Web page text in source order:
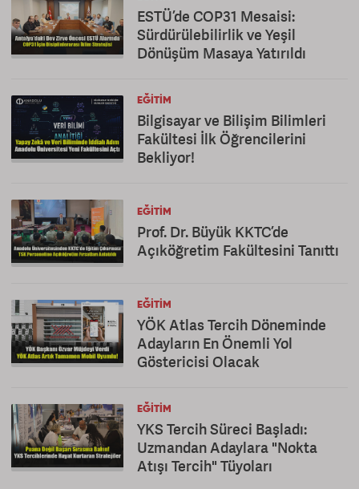
ESTÜ’de COP31 Mesaisi:
Sürdürülebilirlik ve Yeşil
Dönüşüm Masaya Yatırıldı
EĞITIM
Bilgisayar ve Bilişim Bilimleri
Fakültesi İlk Öğrencilerini
Bekliyor!
EĞITIM
Prof. Dr. Büyük KKTC’de
Açıköğretim Fakültesini Tanıttı
EĞITIM
YÖK Atlas Tercih Döneminde
Adayların En Önemli Yol
Göstericisi Olacak
EĞITIM
YKS Tercih Süreci Başladı:
Uzmandan Adaylara "Nokta
Atışı Tercih" Tüyoları